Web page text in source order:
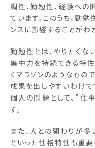
調性、勤勉性、経験へ
ています。このうち、勤
ンスに影響することがわ
勤勉性とは、やりたくな
集中力を持続できる特
くマラソンのようなもの
成果を出しやすいわけで
個人の問題として、”仕
す。
また、人との関わりが
といった性格特性も重要